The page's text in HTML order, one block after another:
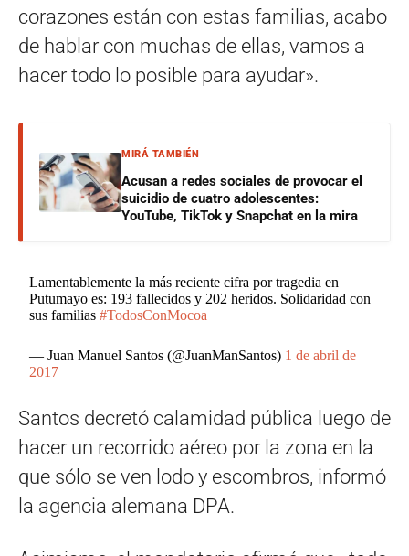
corazones están con estas familias, acabo
de hablar con muchas de ellas, vamos a
hacer todo lo posible para ayudar».
MIRÁ TAMBIÉN
Acusan a redes sociales de provocar el
suicidio de cuatro adolescentes:
YouTube, TikTok y Snapchat en la mira
Lamentablemente la más reciente cifra por tragedia en
Putumayo es: 193 fallecidos y 202 heridos. Solidaridad con
sus familias#TodosConMocoa
— Juan Manuel Santos (@JuanManSantos) 1 de abril de
2017
Santos decretó calamidad pública luego de
hacer un recorrido aéreo por la zona en la
que sólo se ven lodo y escombros, informó
la agencia alemana DPA.